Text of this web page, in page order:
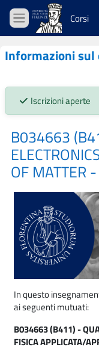
Vai al contenuto principale
Pannello laterale
Corsi
Informazioni sul
Stato iscrizioni:
Iscrizioni aperte
B034663
OF MATTER
In questo
ai seguenti mutuati:
B034663 (B411) -
FISICA APPLICATA/